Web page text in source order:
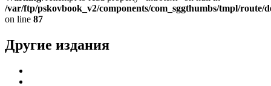
/var/ftp/pskovbook_v2/components/com_sggthumbs/tmpl/route/
on line 87
Другие издания